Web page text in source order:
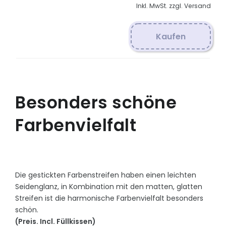
Inkl. MwSt. zzgl. Versand
Kaufen
Besonders schöne
Farbenvielfalt
Die gestickten Farbenstreifen haben einen leichten
Seidenglanz, in Kombination mit den matten, glatten
Streifen ist die harmonische Farbenvielfalt besonders
schön.
(Preis. Incl. Füllkissen)